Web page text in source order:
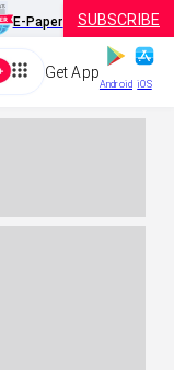
E-Paper SUBSCRIBE
Get App
Android iOS